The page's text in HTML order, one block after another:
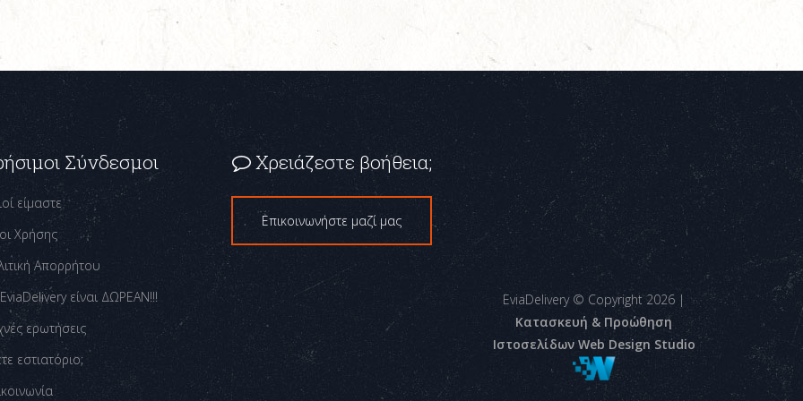
Σύνδεσμοι
είμαστε
Χρήσης
Απορρήτου
είναι ΔΩΡΕΑΝ!!!
ερωτήσεις
εστιατόριο;
Χρειάζεστε βοήθεια;
Επικοινωνήστε μαζί μας
EviaDelivery © Copyright2026 |
Κατασκευή & Προώθηση
Ιστοσελίδων Web Design Studio